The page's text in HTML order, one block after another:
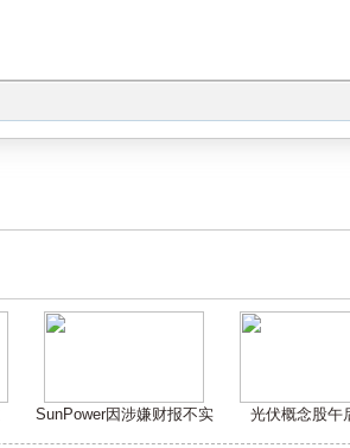
SunPower因涉嫌财报不实 光伏概念股午